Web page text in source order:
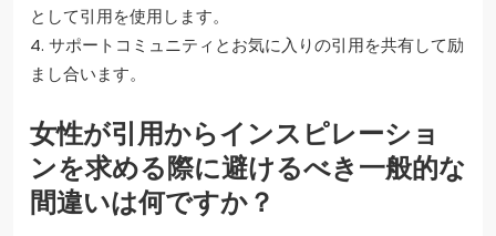
として引用を使用します。
4. サポートコミュニティとお気に入りの引用を共有して励
まし合います。
女性が引用からインスピレーショ
ンを求める際に避けるべき一般的な
間違いは何ですか？